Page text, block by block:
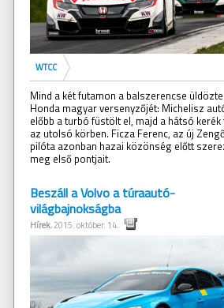
WTCC
Mind a két futamon a balszerencse
Honda magyar versenyzőjét: Michelisz
előbb a turbó füstölt el, majd a hátsó
az utolsó körben. Ficza Ferenc, az új
pilóta azonban hazai közönség előtt
meg első pontjait.
Beszáll a Volvo a túraautó-
világbajnokságba
Hírek, 2015. október. 14.